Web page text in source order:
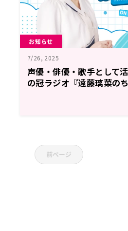
お知らせ
7/26, 2025
声優・俳優・歌手として
の冠ラジオ『遠藤璃菜の
前ページ